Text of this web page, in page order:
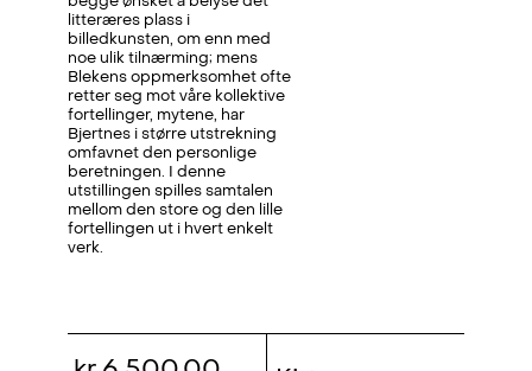
litteræres plass i
billedkunsten, om enn med
noe ulik tilnærming; mens
Blekens oppmerksomhet ofte
retter seg mot våre kollektive
fortellinger, mytene, har
Bjertnes i større utstrekning
omfavnet den personlige
beretningen. I denne
utstillingen spilles samtalen
mellom den store og den lille
fortellingen ut i hvert enkelt
verk.